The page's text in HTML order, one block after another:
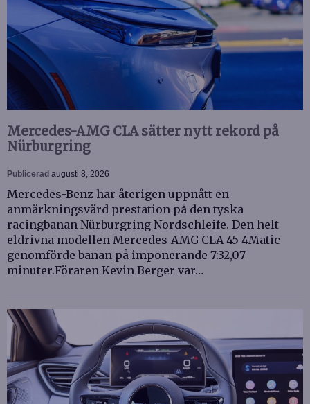
Mercedes-AMG CLA sätter nytt rekord på
Nürburgring
Publicerad augusti 8, 2026
Mercedes-Benz har återigen uppnått en
anmärkningsvärd prestation på den tyska
racingbanan Nürburgring Nordschleife. Den helt
eldrivna modellen Mercedes-AMG CLA 45 4Matic
genomförde banan på imponerande 7:32,07
minuter.Föraren Kevin Berger var…